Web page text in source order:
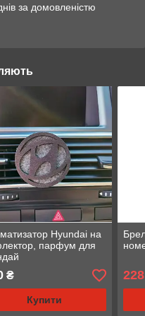
за домовленістю
Hyundai на
парфум для
₴
Купити
228